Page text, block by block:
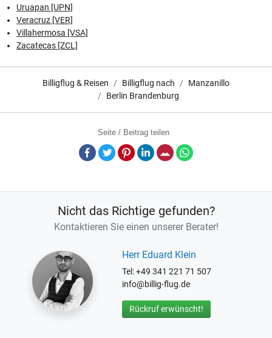
Uruapan [UPN]
Veracruz [VER]
Villahermosa [VSA]
Zacatecas [ZCL]
Billigflug & Reisen Billigflug nach
Manzanillo
Berlin Brandenburg
Seite / Beitrag teilen
Facebook
TwitterPinterestLinkedInE-Mail
Nicht das Richtige gefunden?
Kontaktieren Sie einen unserer Berater!
Herr Eduard Klein
Tel: +49 341 221 71 507
info@billig-flug.de
Rückruf erwünscht!